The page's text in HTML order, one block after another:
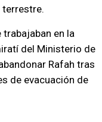
terrestre.
en la
del Ministerio de
Rafah tras
de evacuación de